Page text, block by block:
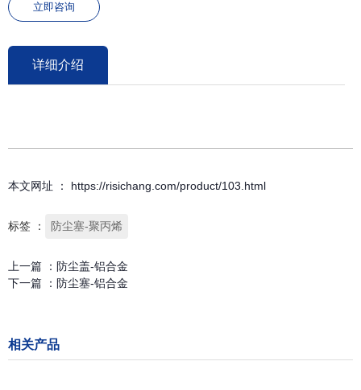
立即咨询
详细介绍
本文网址 ： https://risichang.com/product/103.html
标签 ： 防尘塞-聚丙烯
上一篇 ： 防尘盖-铝合金
下一篇 ： 防尘塞-铝合金
相关产品